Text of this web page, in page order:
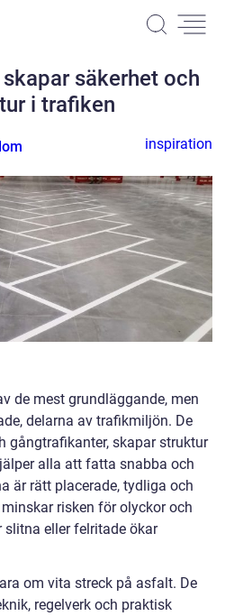
säkerhet och
i trafiken
inspiration
de mest grundläggande, men
delarna av trafikmiljön. De
gångtrafikanter, skapar struktur
alla att fatta snabba och
är rätt placerade, tydliga och
risken för olyckor och
eller felritade ökar
om vita streck på asfalt. De
regelverk och praktisk